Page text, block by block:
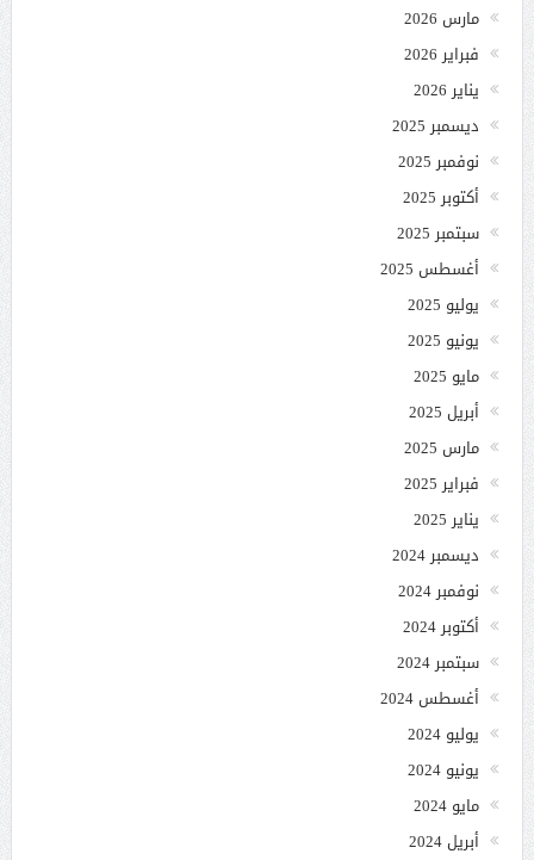
مارس 2026
فبراير 2026
يناير 2026
ديسمبر 2025
نوفمبر 2025
أكتوبر 2025
سبتمبر 2025
أغسطس 2025
يوليو 2025
يونيو 2025
مايو 2025
أبريل 2025
مارس 2025
فبراير 2025
يناير 2025
ديسمبر 2024
نوفمبر 2024
أكتوبر 2024
سبتمبر 2024
أغسطس 2024
يوليو 2024
يونيو 2024
مايو 2024
أبريل 2024